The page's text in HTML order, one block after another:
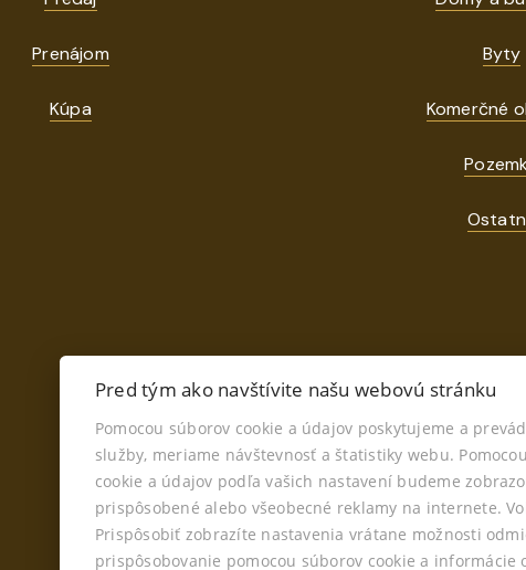
Prenájom
Kúpa
Byty
Komerčné
© 2026 - AVORY
Štefánikova 697, Senica 90501, E-
Nastavenie
Pred tým ako navštívite našu webovú stránku
Pomocou súborov cookie a údajov poskytujeme a
služby, meriame návštevnosť a štatistiky webu.
cookie a údajov podľa vašich nastavení budeme
prispôsobené alebo všeobecné reklamy na internete.
Prispôsobiť zobrazíte nastavenia vrátane možnosti
prispôsobovanie pomocou súborov cookie a informácie